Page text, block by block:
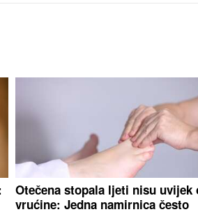
Otečena stopala ljeti nisu uvijek
vrućine: Jedna namirnica često